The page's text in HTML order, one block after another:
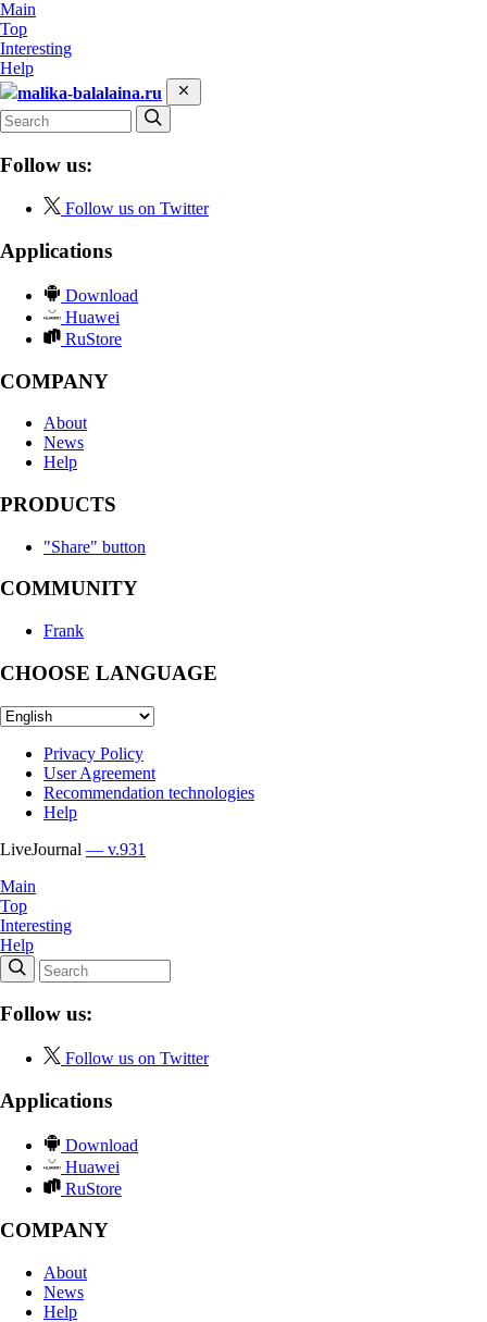
Main
Top
Interesting
Help
malika-balalaina.ru
Follow us:
Follow us on Twitter
Applications
Download
Huawei
RuStore
COMPANY
About
News
Help
PRODUCTS
"Share" button
COMMUNITY
Frank
CHOOSE LANGUAGE
Privacy Policy
User Agreement
Recommendation technologies
Help
LiveJournal — v.931
Main
Top
Interesting
Help
Follow us:
Follow us on Twitter
Applications
Download
Huawei
RuStore
COMPANY
About
News
Help